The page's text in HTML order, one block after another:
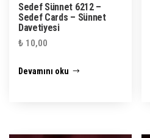
Sedef Sünnet 6212 –
Sedef Cards – Sünnet
Davetiyesi
₺ 10,00
Devamını oku